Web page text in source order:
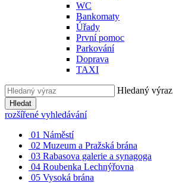
WC
Bankomaty
Úřady
První pomoc
Parkování
Doprava
TAXI
Hledaný výraz
Hledat
rozšířené vyhledávání
01 Náměstí
02 Muzeum a Pražská brána
03 Rabasova galerie a synagoga
04 Roubenka Lechnýřovna
05 Vysoká brána